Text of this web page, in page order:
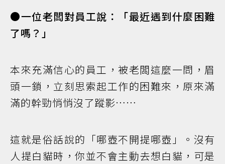
●一位老闆對員工說：「最近遇到什麼困難
了嗎？」
本來充滿信心的員工，被老闆這麼一問，眉
頭一鎖，立刻思索起工作的困難來，原來滿
滿的幹勁悄悄沒了蹤影……
這就是俗話說的「哪壺不開提哪壺」。沒有
人提白貓時，你並不會主動去想白貓，可是